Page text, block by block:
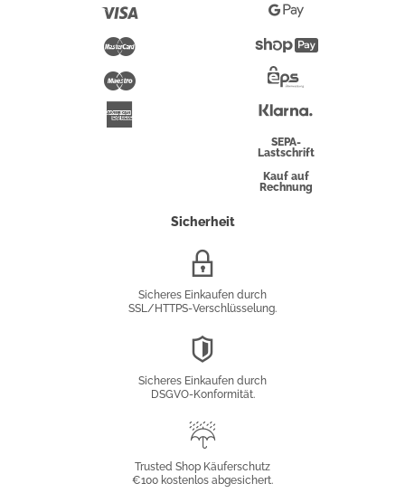
Maestro
Pay
Google
PayShopify
Überweisung
SEPA-
Lastschrift
Kauf auf
Rechnung
Sicherheit
Sicheres Einkaufen durch
SSL/HTTPS-Verschlüsselung.
Sicheres Einkaufen durch
DSGVO-Konformität.
Käuferschutz
Trusted Shop Käuferschutz
€100 kostenlos abgesichert.